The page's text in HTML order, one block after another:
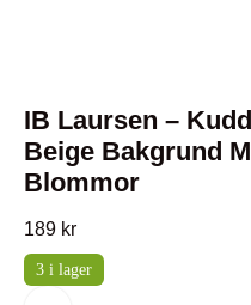
IB Laursen –
Beige Bakgrund
Blommor
189 kr
3 i lager